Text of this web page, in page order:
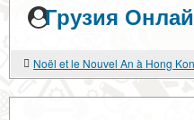
Грузия
Noël et le Nouvel An à Hong